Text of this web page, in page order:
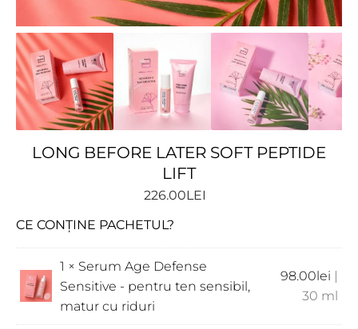
LONG BEFORE LATER SOFT PEPTIDE
LIFT
226.00LEI
CE CONȚINE PACHETUL?
1 × Serum Age Defense
Sensitive - pentru ten sensibil,
matur cu riduri
98.00lei |
30 ml